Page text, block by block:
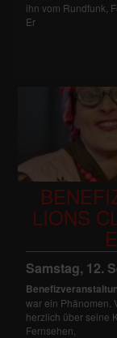
ihn vom Rundfunk,
Er
LIONS
Samstag, 12.
war ein Phänomen.
herzlich über seine
Fernsehen,